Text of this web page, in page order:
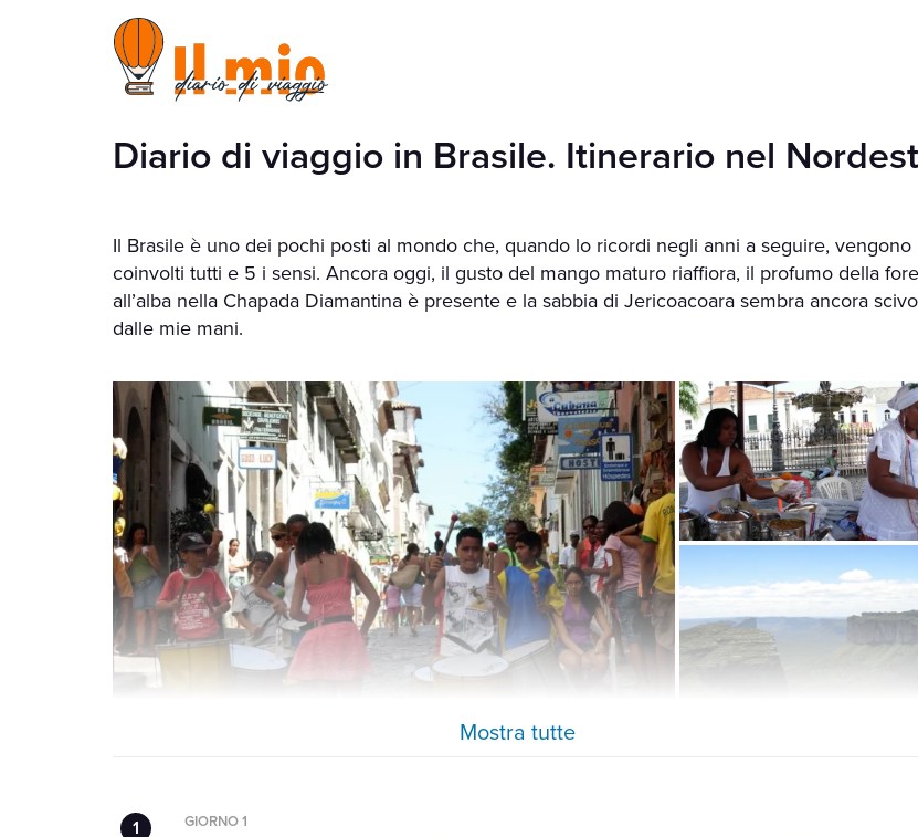
Diario di viaggio in Brasile. Itinerario nel
Il Brasile è uno dei pochi posti al mondo che, quando lo ricordi negli anni a seguire, vengono
coinvolti tutti e 5 i sensi. Ancora oggi, il gusto del mango maturo riaffiora, il profumo della
all’alba nella Chapada Diamantina è presente e la sabbia di Jericoacoara sembra ancora
dalle mie mani.
Mostra tutte
GIORNO 1